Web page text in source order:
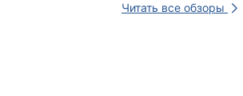
Читать все обзоры